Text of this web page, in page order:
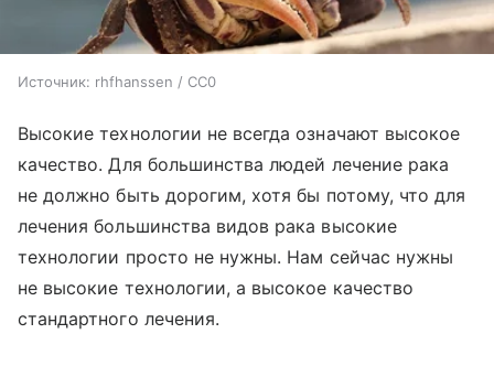
Источник: rhfhanssen / CC0
Высокие технологии не всегда означают высокое
качество. Для большинства людей лечение рака
не должно быть дорогим, хотя бы потому, что для
лечения большинства видов рака высокие
технологии просто не нужны. Нам сейчас нужны
не высокие технологии, а высокое качество
стандартного лечения.